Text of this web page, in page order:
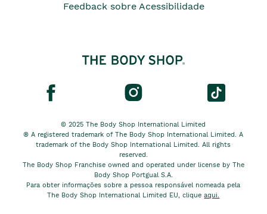
Feedback sobre Acessibilidade
© 2025 The Body Shop International Limited
® A registered trademark of The Body Shop International Limited. A
trademark of the Body Shop International Limited. All rights
reserved.
The Body Shop Franchise owned and operated under license by The
Body Shop Portgual S.A.
Para obter informações sobre a pessoa responsável nomeada pela
The Body Shop International Limited EU, cliqueaqui.